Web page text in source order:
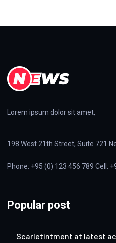
Lorem ipsum dolor sit amet,
198 West 21th Street, Suite 721
Phone: +95 (0) 123 456 789 Cell:
Popular post
Scarletintment at latest